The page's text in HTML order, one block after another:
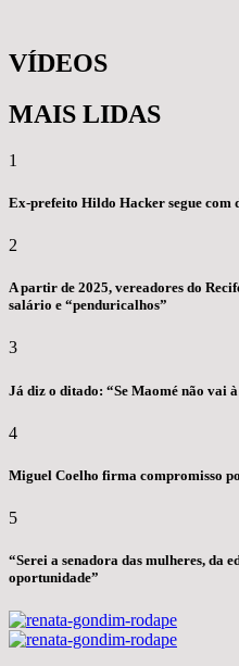
VÍDEOS
MAIS LIDAS
1
Ex-prefeito Hildo Hacker segue com
2
A partir de 2025, vereadores do
salário e “penduricalhos”
3
Já diz o ditado: “Se Maomé não vai
4
Miguel Coelho firma compromisso
5
“Serei a senadora das mulheres, da
oportunidade”